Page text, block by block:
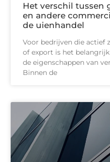
Het verschil tussen
en andere
de uienhandel
Voor bedrijven die actief
of export is het
de eigenschappen van
Binnen de